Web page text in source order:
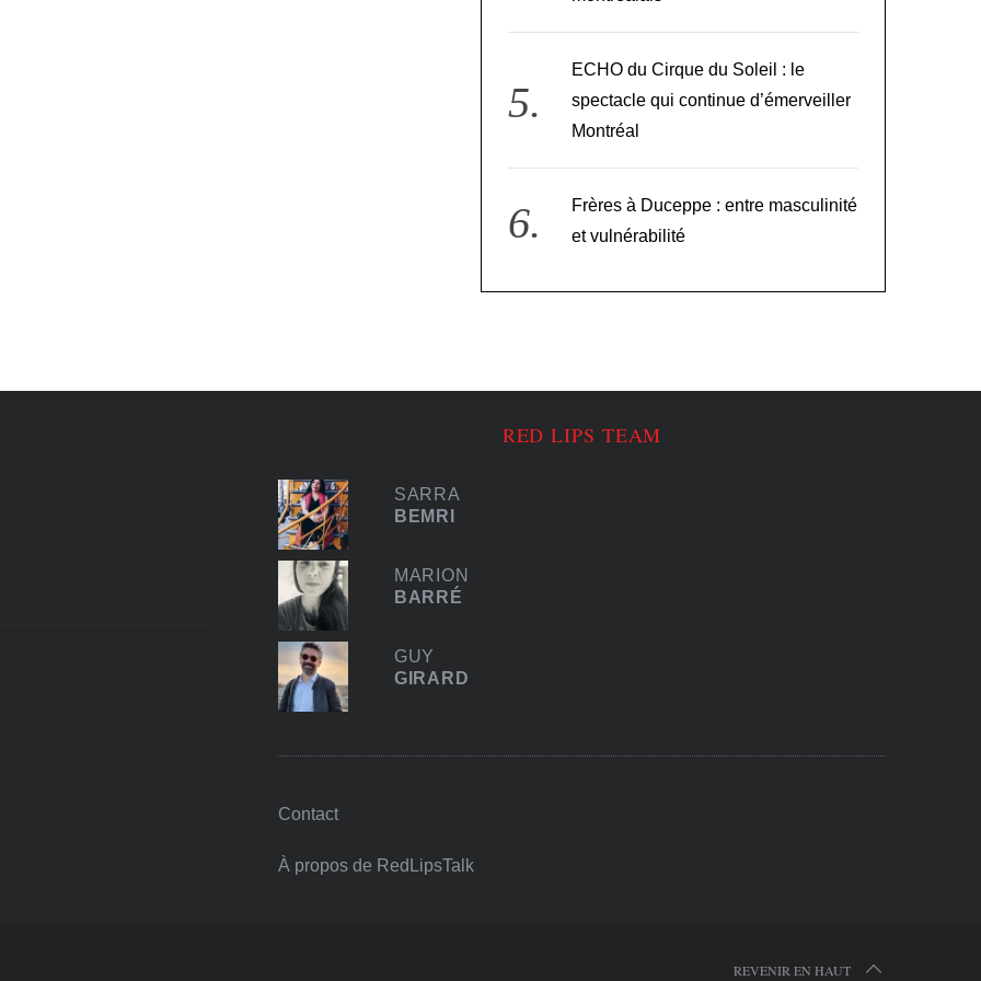
ECHO du Cirque du Soleil : le
spectacle qui continue d’émerveiller
Montréal
Frères à Duceppe : entre masculinité
et vulnérabilité
RED LIPS TEAM
SARRA
BEMRI
MARION
BARRÉ
GUY
GIRARD
Contact
À propos de RedLipsTalk
REVENIR EN HAUT